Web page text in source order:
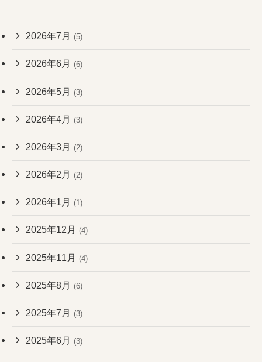
2026年7月 (5)
2026年6月 (6)
2026年5月 (3)
2026年4月 (3)
2026年3月 (2)
2026年2月 (2)
2026年1月 (1)
2025年12月 (4)
2025年11月 (4)
2025年8月 (6)
2025年7月 (3)
2025年6月 (3)